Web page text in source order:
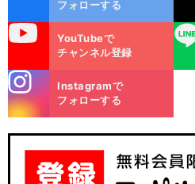
フォローする
YouTubeで
チャンネル登録
LINE
m
Instagramで
フォローする